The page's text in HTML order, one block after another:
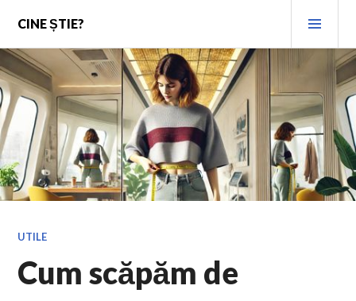
content
CINE ȘTIE?
UTILE
Cum scăpăm de